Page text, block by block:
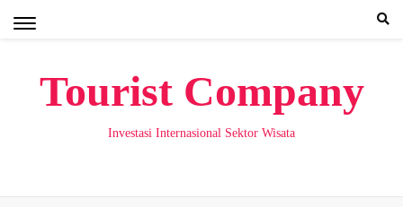
Tourist Company
Investasi Internasional Sektor Wisata